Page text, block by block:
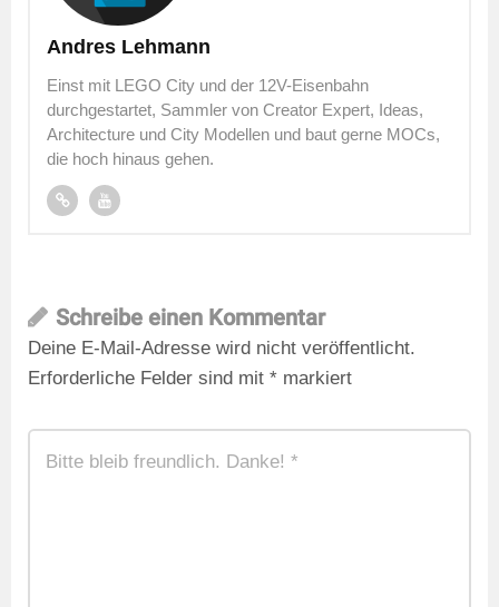
Andres Lehmann
Einst mit LEGO City und der 12V-Eisenbahn
durchgestartet, Sammler von Creator Expert, Ideas,
Architecture und City Modellen und baut gerne MOCs,
die hoch hinaus gehen.
Schreibe einen Kommentar
Deine E-Mail-Adresse wird nicht veröffentlicht.
Erforderliche Felder sind mit * markiert